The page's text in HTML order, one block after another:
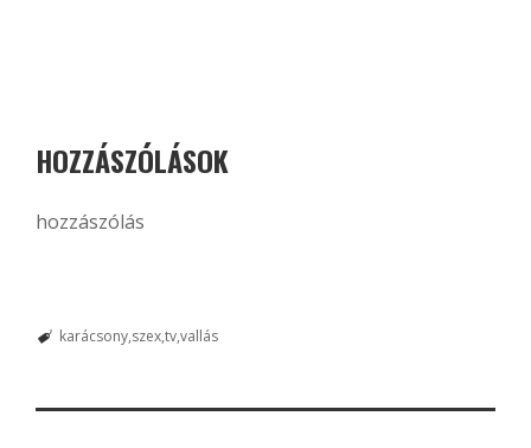
HOZZÁSZÓLÁSOK
hozzászólás
karácsony szextvvallás